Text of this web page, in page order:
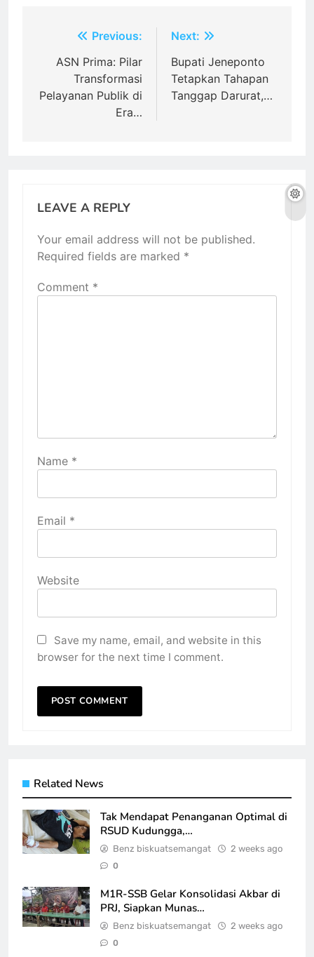
navigation
Previous:
ASN Prima: Pilar
Transformasi
Pelayanan Publik di
Era…
Next:
Bupati Jeneponto
Tetapkan Tahapan
Tanggap Darurat,…
LEAVE A REPLY
Your email address will not be published.
Required fields are marked *
Comment *
Name *
Email *
Website
Save my name, email, and website in this
browser for the next time I comment.
Related News
Tak Mendapat Penanganan Optimal di
RSUD Kudungga,…
Benz biskuatsemangat 2 weeks ago
0
M1R-SSB Gelar Konsolidasi Akbar di
PRJ, Siapkan Munas…
Benz biskuatsemangat 2 weeks ago
0